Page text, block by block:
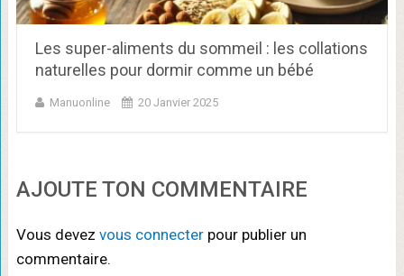
Les super-aliments du sommeil : les collations
naturelles pour dormir comme un bébé
Manuonline 20 Janvier 2025
AJOUTE TON COMMENTAIRE
Vous devez vous connecterpour publier un
commentaire.